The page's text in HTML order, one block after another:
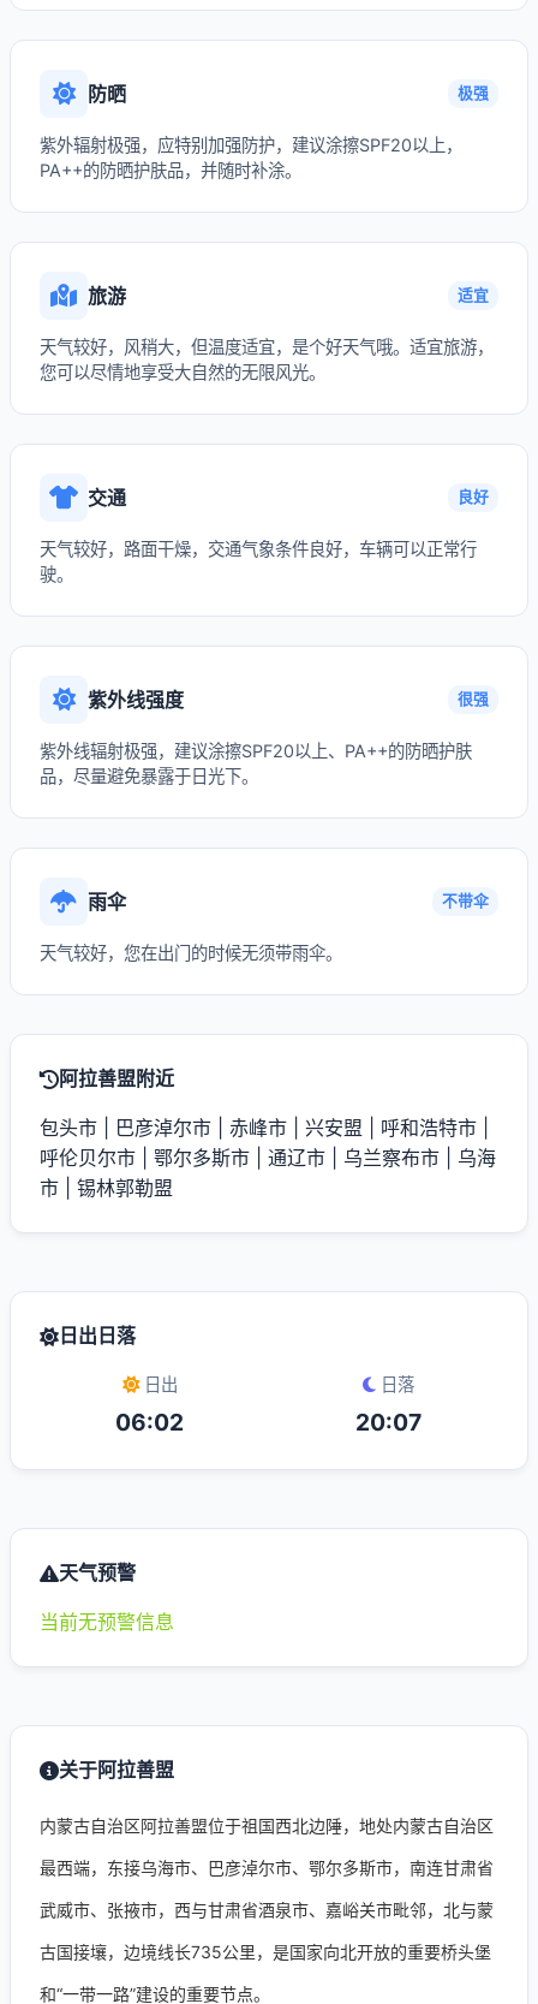
防晒 极强
紫外辐射极强，应特别加强防护，建议涂擦SPF20以上，
PA++的防晒护肤品，并随时补涂。
旅游 适宜
天气较好，风稍大，但温度适宜，是个好天气哦。适宜旅游，
您可以尽情地享受大自然的无限风光。
交通 良好
天气较好，路面干燥，交通气象条件良好，车辆可以正常行
驶。
紫外线强度 很强
紫外线辐射极强，建议涂擦SPF20以上、PA++的防晒护肤
品，尽量避免暴露于日光下。
雨伞 不带伞
天气较好，您在出门的时候无须带雨伞。
阿拉善盟附近
包头市 巴彦淖尔市 赤峰市 兴安盟 呼和浩特市
呼伦贝尔市
鄂尔多斯市 通辽市 乌兰察布市
乌海
市
锡林郭勒盟
日出日落
日出
06:02
日落
20:07
天气预警
当前无预警信息
关于阿拉善盟
内蒙古自治区阿拉善盟位于祖国西北边陲，地处内蒙古自治区
最西端，东接乌海市、巴彦淖尔市、鄂尔多斯市，南连甘肃省
武威市、张掖市，西与甘肃省酒泉市、嘉峪关市毗邻，北与蒙
古国接壤，边境线长735公里，是国家向北开放的重要桥头堡
和“一带一路”建设的重要节点。